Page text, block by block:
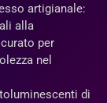
artigianale:
alla
per
nel
di